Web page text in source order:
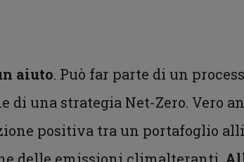
aiuto. Può far parte di un
di una strategia Net-Zero. Vero
positiva tra un portafoglio